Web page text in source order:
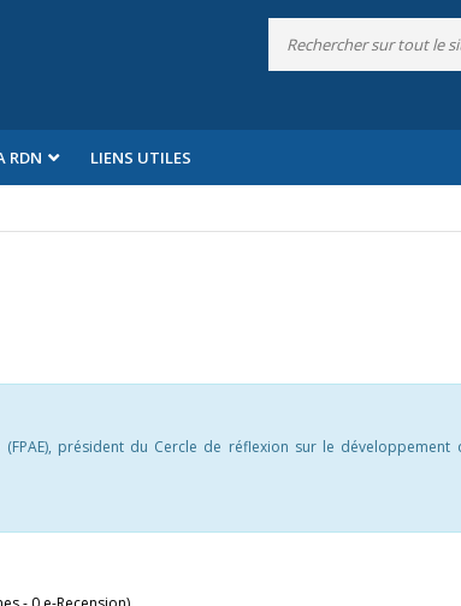
RDN LIENS UTILES
président du Cercle de réflexion sur le développement